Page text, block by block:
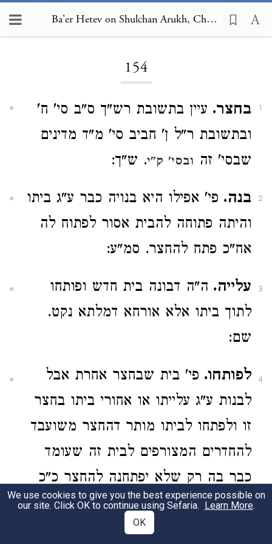
Ba'er Hetev on Shulchan Arukh, Choshen Mishpat 154
154
1 בחצר. עיין בתשובת רש"ך ס"ב סי' ח'
ובתשובת ר"ל ן' חביב סי' מ"ד מדינים
שבסי' זה ובסי' ק"י. ש"ך:
2 בנה. פי' אפילו היא בנויה כבר ע"ג ביתו
והיתה פתוחה להבית אסור לפתוח לה
אח"כ פתח להחצר. סמ"ע:
3 עלייה. ה"ה דבונה בית חדש ופותחו
לתוך ביתו אלא אורחא דמלתא נקט.
שם:
4 לפותחו. פי' בית שבחצר אחרת אבל
לבנות ע"ג עלייתו או אחורי ביתו בחצר
זו ולפתחו לביתו מותר דהחצר משועבד
להחדרים המצורפים לבית זה שעומד
כבר בה רק שלא יפתחנה להחצר כ"כ
הסמ"ע ועיין בתשובת רש"ך ס"ב סי'
We use cookies to give you the best experience possible on
our site. Click OK to continue using Sefaria. Learn More.
OK